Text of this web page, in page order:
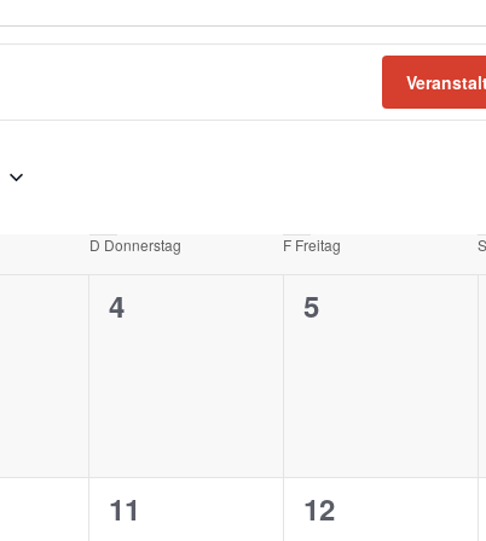
D Donnerstag F Freitag
0
4
0
5
0
11
0
12